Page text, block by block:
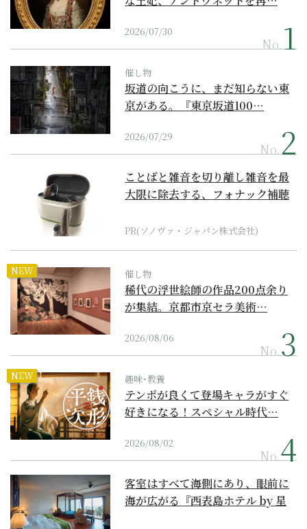
2026/07/30
No.
催し物
坂道の向こうに、まだ知らない東
京がある。『東京坂道100…
2026/07/29
No.
ことばと雑音を切り離し雑音を最
大限に除去する、フォナック補聴
PR(ソノヴァ・ジャパン株式会社)
NEW 催し物
稀代の浮世絵師の作品200点余り
が集結。京都市京セラ美術…
2026/08/06
No.
NEW 趣味･教養
テンポが良くて登場キャラがすぐ
好きになる！スペシャル時代…
2026/08/02
No.
客室はすべて海側にあり、眼前に
海が広がる『西表島ホテル by 星